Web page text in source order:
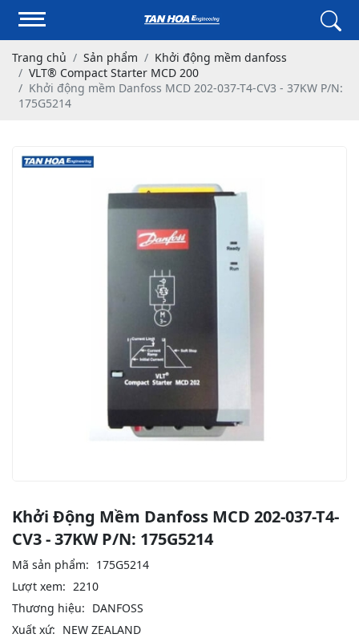
Trang chủ Sản phẩm
Khởi động mềm danfoss
VLT® Compact Starter MCD 200
Khởi động mềm Danfoss MCD 202-037-T4-CV3 - 37KW P/N:
175G5214
Khởi Động Mềm Danfoss MCD 202-037-T4-
CV3 - 37KW P/N: 175G5214
Mã sản phẩm: 175G5214
Lượt xem: 2210
Thương hiệu: DANFOSS
Xuất xứ: NEW ZEALAND